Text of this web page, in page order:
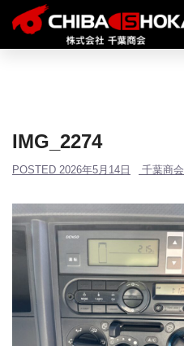
IMG_2274
POSTED 2026年5月14日 千葉商会